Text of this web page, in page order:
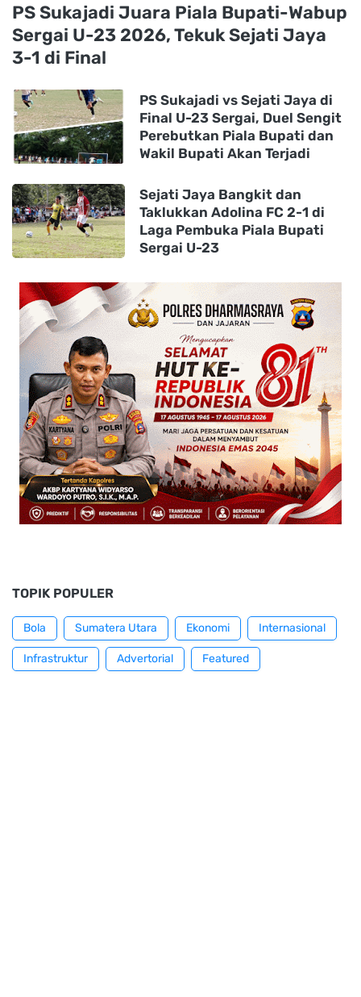
PS Sukajadi Juara Piala Bupati-Wabup
Sergai U-23 2026, Tekuk Sejati Jaya
3-1 di Final
PS Sukajadi vs Sejati Jaya di
Final U-23 Sergai, Duel Sengit
Perebutkan Piala Bupati dan
Wakil Bupati Akan Terjadi
Sejati Jaya Bangkit dan
Taklukkan Adolina FC 2-1 di
Laga Pembuka Piala Bupati
Sergai U-23
TOPIK POPULER
Bola Sumatera Utara Ekonomi Internasional
Infrastruktur Advertorial Featured